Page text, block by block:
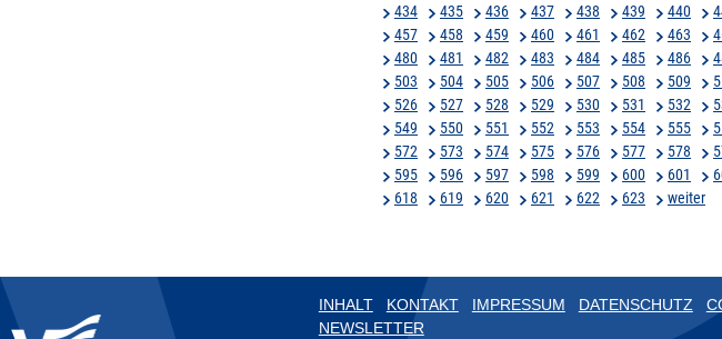
434
435 436 437 438 439 440
457
458 459 460 461 462 463
480
481 482 483 484 485 486
503
504 505 506 507 508 509
526
527 528 529 530 531 532
549
550 551 552 553 554 555
572
573 574 575 576 577 578
595
596 597 598 599 600 601
618
619 620 621 622 623 weiter
INHALT KONTAKT IMPRESSUM DATENSCHUTZ
NEWSLETTER